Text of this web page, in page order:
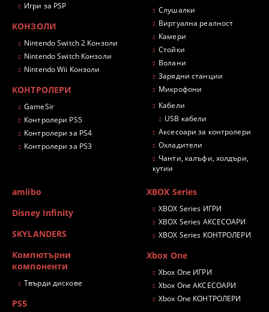
Игри за PSP
КОНЗОЛИ
Nintendo Switch 2 Конзоли
Nintendo Switch Конзоли
Nintendo Wii Конзоли
КОНТРОЛЕРИ
GameSir
Контролери PS5
Контролери за PS4
Контролери за PS3
Слушалки
Виртуална реалност
Камери
Стойки
Волани
Зарядни станции
Микрофони
Кабели
USB кабели
Аксесоари за контролери
Охладители
Чанти, калъфи, холдъри,
кутии
amiibo
Disney Infinity
SKYLANDERS
Компютърни
компоненти
Твърди дискове
PS5
XBOX Series
XBOX Series ИГРИ
XBOX Series АКСЕСОАРИ
XBOX Series КОНТРОЛЕРИ
Xbox One
Xbox One ИГРИ
Xbox One АКСЕСОАРИ
Xbox One КОНТРОЛЕРИ